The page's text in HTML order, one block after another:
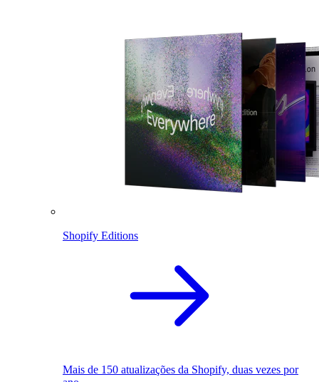
Shopify Editions
Mais de 150 atualizações da Shopify, duas vezes por